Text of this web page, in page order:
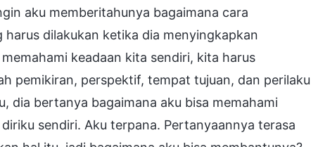
aku memberitahunya bagaimana cara
dilakukan ketika dia menyingkapkan
keadaan kita sendiri, kita harus
pemikiran, perspektif, tempat tujuan, dan perilaku
dia bertanya bagaimana aku bisa memahami
sendiri. Aku terpana. Pertanyaannya terasa